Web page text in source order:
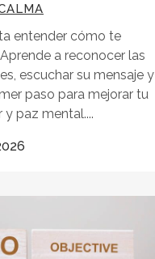
entender cómo te
a reconocer las
escuchar su mensaje y
paso para mejorar tu
y paz mental....